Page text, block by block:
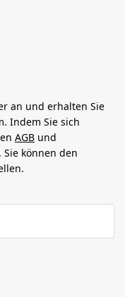
an und erhalten Sie
Indem Sie sich
AGB und
können den